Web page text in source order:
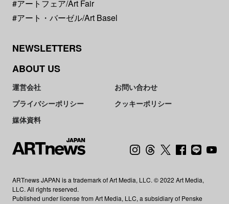
#アートフェア/Art Fair
#アート・バーゼル/Art Basel
NEWSLETTERS
ABOUT US
運営会社
お問い合わせ
プライバシーポリシー
クッキーポリシー
媒体資料
ARTnews JAPAN is a trademark of Art Media, LLC. © 2022 Art Media,
LLC. All rights reserved.
Published under license from Art Media, LLC, a subsidiary of Penske